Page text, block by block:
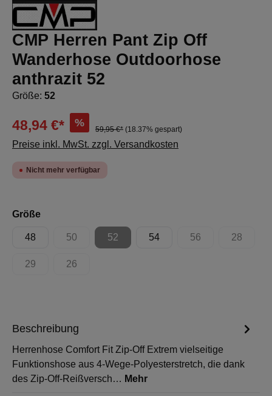
CMP Herren Pant Zip Off
Wanderhose Outdoorhose
anthrazit 52
Größe: 52
48,94 €* %
59,95 €* (18.37% gespart)
Preise inkl. MwSt. zzgl. Versandkosten
Nicht mehr verfügbar
Größeauswählen
48 50
(Diese Option ist zurzeit nicht verfügbar.)
52
(Diese Option ist zurzeit nicht verfügbar.)
54 56
(Diese Option ist
28
(Diese
29
(Diese Option ist zurzeit nicht verfügbar.)
26
(Diese Option ist zurzeit nicht verfügbar.)
Beschreibung
Herrenhose Comfort Fit Zip-Off Extrem vielseitige
Funktionshose aus 4-Wege-Polyesterstretch, die dank
des Zip-Off-Reißversch… Mehr